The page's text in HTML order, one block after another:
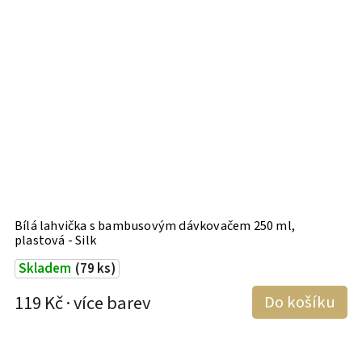
Bílá lahvička s bambusovým dávkovačem 250 ml,
plastová - Silk
Skladem (79 ks)
119 Kč Do košíku